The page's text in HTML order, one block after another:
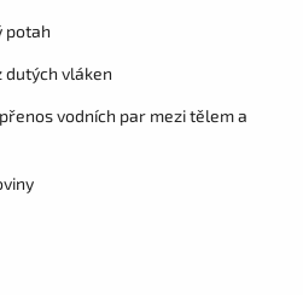
potah
dutých vláken
vodních par mezi tělem a